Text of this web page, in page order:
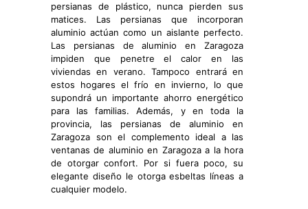
persianas de plástico, nunca pierden sus
matices. Las persianas que incorporan
aluminio actúan como un aislante perfecto.
Las persianas de aluminio en Zaragoza
impiden que penetre el calor en las
viviendas en verano. Tampoco entrará en
estos hogares el frío en invierno, lo que
supondrá un importante ahorro energético
para las familias. Además, y en toda la
provincia, las persianas de aluminio en
Zaragoza son el complemento ideal a las
ventanas de aluminio en Zaragoza a la hora
de otorgar confort. Por si fuera poco, su
elegante diseño le otorga esbeltas líneas a
cualquier modelo.